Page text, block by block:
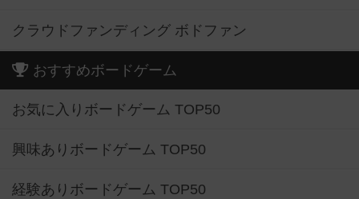
クラウドファンディング ボドファン
おすすめボードゲーム
お気に入りボードゲーム TOP50
興味ありボードゲーム TOP50
経験ありボードゲーム TOP50